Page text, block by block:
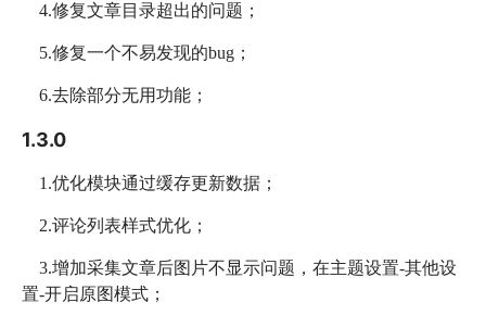
4.修复文章目录超出的问题；
5.修复一个不易发现的bug；
6.去除部分无用功能；
1.3.0
1.优化模块通过缓存更新数据；
2.评论列表样式优化；
3.增加采集文章后图片不显示问题，在主题设置-其他设
置-开启原图模式；